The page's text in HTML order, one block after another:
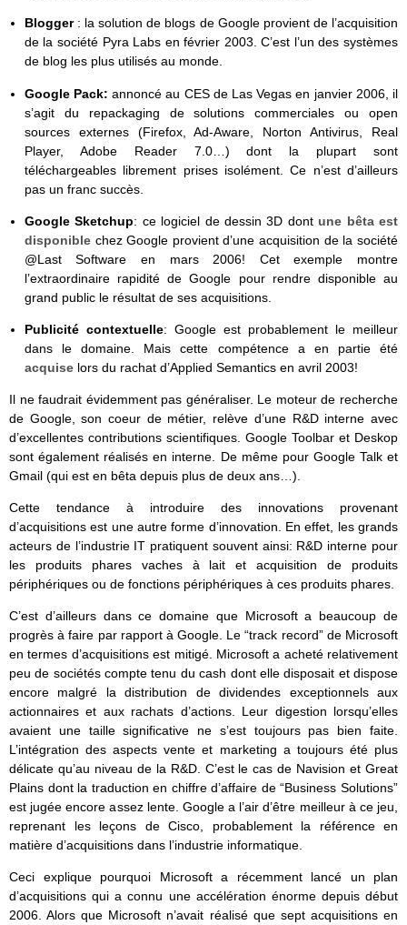
Blogger : la solution de blogs de Google provient de l’acquisition
de la société Pyra Labs en février 2003. C’est l’un des systèmes
de blog les plus utilisés au monde.
Google Pack:annoncé au CES de Las Vegas en janvier 2006, il
s’agit du repackaging de solutions commerciales ou open
sources externes (Firefox, Ad-Aware, Norton Antivirus, Real
Player, Adobe Reader 7.0…) dont la plupart sont
téléchargeables librement prises isolément. Ce n’est d’ailleurs
pas un franc succès.
Google Sketchup: ce logiciel de dessin 3D dont une bêta est
disponiblechez Google provient d’une acquisition de la société
@Last Software en mars 2006! Cet exemple montre
l’extraordinaire rapidité de Google pour rendre disponible au
grand public le résultat de ses acquisitions.
Publicité contextuelle: Google est probablement le meilleur
dans le domaine. Mais cette compétence a en partie été
acquise lors du rachat d’Applied Semantics en avril 2003!
Il ne faudrait évidemment pas généraliser. Le moteur de recherche
de Google, son coeur de métier, relève d’une R&D interne avec
d’excellentes contributions scientifiques. Google Toolbar et Deskop
sont également réalisés en interne. De même pour Google Talk et
Gmail (qui est en bêta depuis plus de deux ans…).
Cette tendance à introduire des innovations provenant
d’acquisitions est une autre forme d’innovation. En effet, les grands
acteurs de l’industrie IT pratiquent souvent ainsi: R&D interne pour
les produits phares vaches à lait et acquisition de produits
périphériques ou de fonctions périphériques à ces produits phares.
C’est d’ailleurs dans ce domaine que Microsoft a beaucoup de
progrès à faire par rapport à Google. Le “track record” de Microsoft
en termes d’acquisitions est mitigé. Microsoft a acheté relativement
peu de sociétés compte tenu du cash dont elle disposait et dispose
encore malgré la distribution de dividendes exceptionnels aux
actionnaires et aux rachats d’actions. Leur digestion lorsqu’elles
avaient une taille significative ne s’est toujours pas bien faite.
L’intégration des aspects vente et marketing a toujours été plus
délicate qu’au niveau de la R&D. C’est le cas de Navision et Great
Plains dont la traduction en chiffre d’affaire de “Business Solutions”
est jugée encore assez lente. Google a l’air d’être meilleur à ce jeu,
reprenant les leçons de Cisco, probablement la référence en
matière d’acquisitions dans l’industrie informatique.
Ceci explique pourquoi Microsoft a récemment lancé un plan
d’acquisitions qui a connu une accélération énorme depuis début
2006. Alors que Microsoft n’avait réalisé que sept acquisitions en